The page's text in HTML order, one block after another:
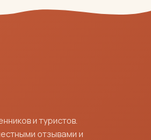
и туристов.
отзывами и